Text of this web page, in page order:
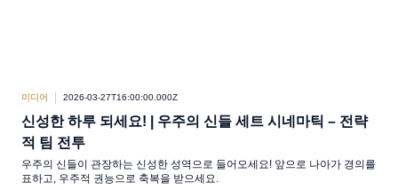
미디어 2026-03-27T16:00:00.000Z
신성한 하루 되세요! | 우주의 신들 세트 시네마틱 – 전략
적 팀 전투
우주의 신들이 관장하는 신성한 성역으로 들어오세요! 앞으로 나아가 경의를
표하고, 우주적 권능으로 축복을 받으세요.